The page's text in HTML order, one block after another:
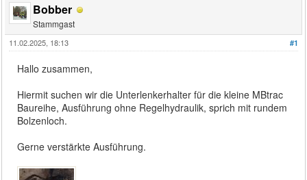
Bobber
Stammgast
#1
11.02.2025, 18:13
Hallo zusammen,
Hiermit suchen wir die Unterlenkerhalter für die kleine MBtrac
Baureihe, Ausführung ohne Regelhydraulik, sprich mit rundem
Bolzenloch.
Gerne verstärkte Ausführung.